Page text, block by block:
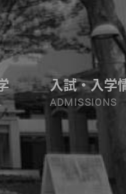
入試・入学
ADMISSIONS